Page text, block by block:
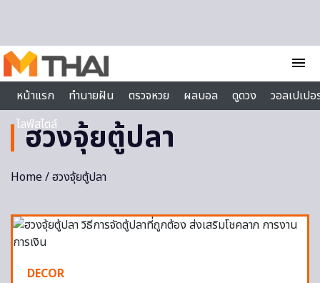
menu
หน้าแรก
ทำนายฝัน ตรวจหวย ผลบอล ดูดวง
วอลเปเป
ไลฟ์สไตล์
ฮวงจุ้ยตู้ปลา
Home/ ฮวงจุ้ยตู้ปลา
DECOR